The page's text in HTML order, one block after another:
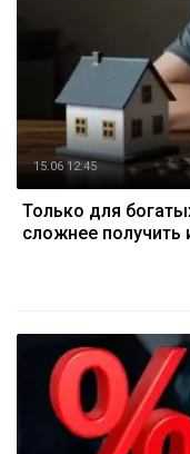
15.06 12:45
Только для
сложнее получить